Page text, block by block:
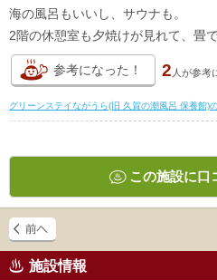
海の風呂もいいし、サウナも。
2階の休憩室も夕焼けが見れて、畳
参考になった！ 2 人が参考
グリーンステイながうら(旧 久賀の潮風呂 保養館)
この施設に口
施設情報